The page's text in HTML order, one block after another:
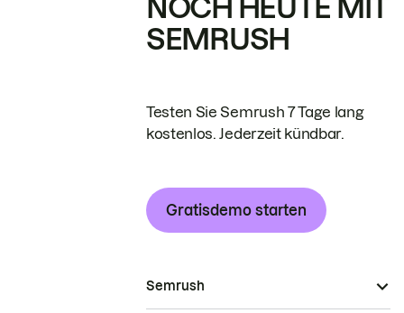
NOCH HEUTE MIT
SEMRUSH
Testen Sie Semrush 7 Tage lang
kostenlos. Jederzeit kündbar.
Gratisdemo starten
Semrush